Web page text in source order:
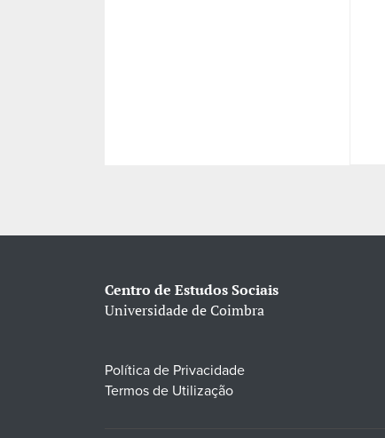
Centro de Estudos Sociais
Universidade de Coimbra
Política de Privacidade
Termos de Utilização